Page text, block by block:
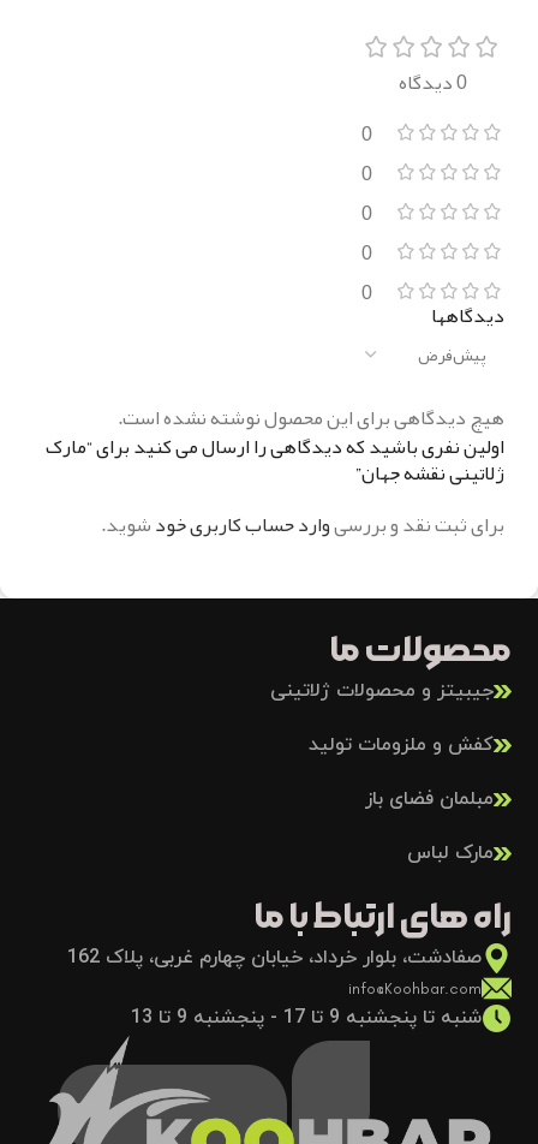
0 دیدگاه
0
0
0
0
0
دیدگاهها
هیچ دیدگاهی برای این محصول نوشته نشده است.
اولین نفری باشید که دیدگاهی را ارسال می کنید برای “مارک
ژلاتینی نقشه جهان”
برای ثبت نقد و بررسیوارد حساب کاربری خودشوید.
محصولات ما
جیبیتز و محصولات ژلاتینی
کفش و ملزومات تولید
مبلمان فضای باز
مارک لباس
راه های ارتباط با ما
صفادشت، بلوار خرداد، خیابان چهارم غربی، پلاک 162
info@Koohbar.com
شنبه تا پنجشنبه 9 تا 17 - پنجشنبه 9 تا 13